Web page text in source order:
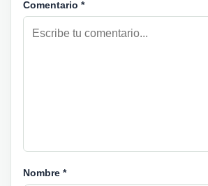
Comentario *
Nombre *